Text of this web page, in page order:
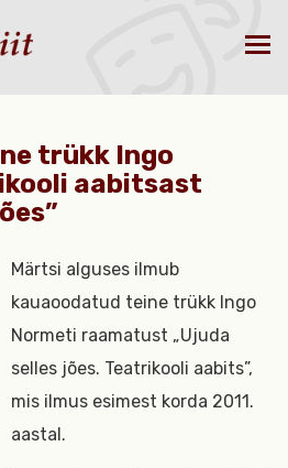
trükk Ingo
aabitsast
Märtsi alguses ilmub
kauaoodatud teine trükk Ingo
Normeti raamatust „Ujuda
selles jões. Teatrikooli aabits”,
mis ilmus esimest korda 2011.
aastal.